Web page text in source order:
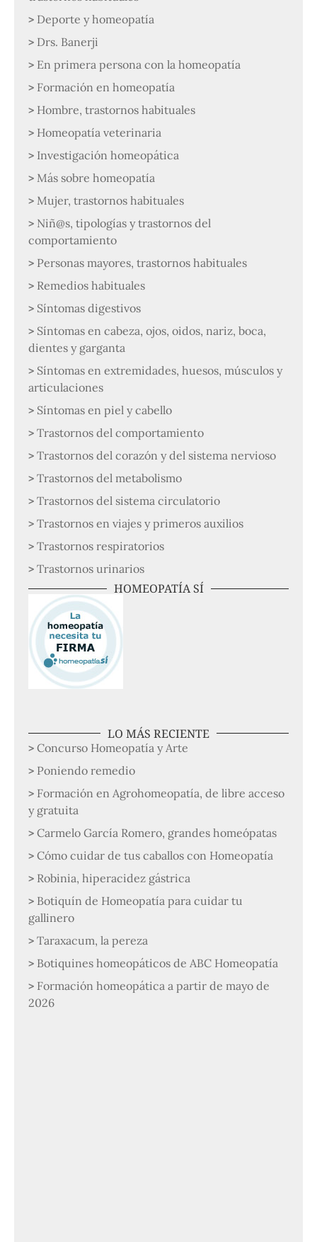
Deporte y homeopatía
Drs. Banerji
En primera persona con la homeopatía
Formación en homeopatía
Hombre, trastornos habituales
Homeopatía veterinaria
Investigación homeopática
Más sobre homeopatía
Mujer, trastornos habituales
Niñ@s, tipologías y trastornos del
comportamiento
Personas mayores, trastornos habituales
Remedios habituales
Síntomas digestivos
Síntomas en cabeza, ojos, oidos, nariz, boca,
dientes y garganta
Síntomas en extremidades, huesos, músculos y
articulaciones
Síntomas en piel y cabello
Trastornos del comportamiento
Trastornos del corazón y del sistema nervioso
Trastornos del metabolismo
Trastornos del sistema circulatorio
Trastornos en viajes y primeros auxilios
Trastornos respiratorios
Trastornos urinarios
HOMEOPATÍA SÍ
LO MÁS RECIENTE
Concurso Homeopatía y Arte
Poniendo remedio
Formación en Agrohomeopatía, de libre acceso
y gratuita
Carmelo García Romero, grandes homeópatas
Cómo cuidar de tus caballos con Homeopatía
Robinia, hiperacidez gástrica
Botiquín de Homeopatía para cuidar tu
gallinero
Taraxacum, la pereza
Botiquines homeopáticos de ABC Homeopatía
Formación homeopática a partir de mayo de
2026